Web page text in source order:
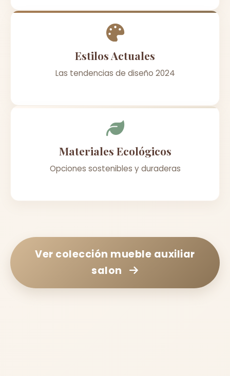
Estilos Actuales
Las tendencias de diseño 2024
Materiales Ecológicos
Opciones sostenibles y duraderas
Ver colección mueble auxiliar
salon